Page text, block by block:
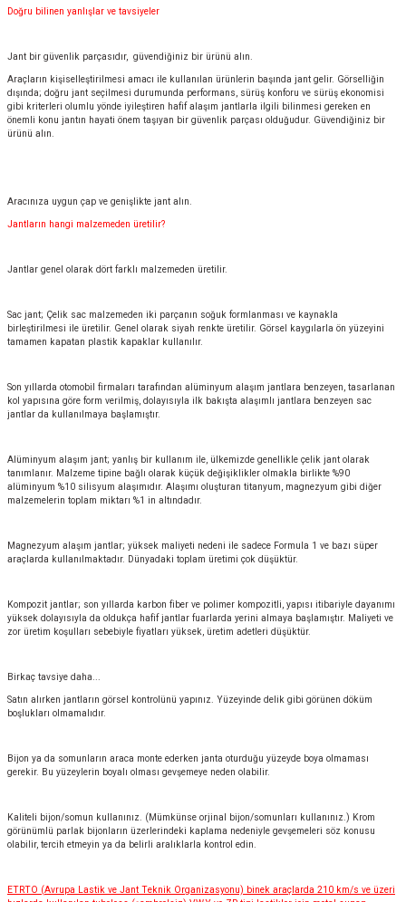
Doğru bilinen yanlışlar ve tavsiyeler
Jant bir güvenlik parçasıdır, güvendiğiniz bir ürünü alın.
Araçların kişiselleştirilmesi amacı ile kullanılan ürünlerin başında jant gelir. Görselliğin
dışında; doğru jant seçilmesi durumunda performans, sürüş konforu ve sürüş ekonomisi
gibi kriterleri olumlu yönde iyileştiren hafif alaşım jantlarla ilgili bilinmesi gereken en
önemli konu jantın hayati önem taşıyan bir güvenlik parçası olduğudur. Güvendiğiniz bir
ürünü alın.
Aracınıza uygun çap ve genişlikte jant alın.
Jantların hangi malzemeden üretilir?
Jantlar genel olarak dört farklı malzemeden üretilir.
Sac jant; Çelik sac malzemeden iki parçanın soğuk formlanması ve kaynakla
birleştirilmesi ile üretilir. Genel olarak siyah renkte üretilir. Görsel kaygılarla ön yüzeyini
tamamen kapatan plastik kapaklar kullanılır.
Son yıllarda otomobil firmaları tarafından alüminyum alaşım jantlara benzeyen, tasarlanan
kol yapısına göre form verilmiş, dolayısıyla ilk bakışta alaşımlı jantlara benzeyen sac
jantlar da kullanılmaya başlamıştır.
Alüminyum alaşım jant; yanlış bir kullanım ile, ülkemizde genellikle çelik jant olarak
tanımlanır. Malzeme tipine bağlı olarak küçük değişiklikler olmakla birlikte %90
alüminyum %10 silisyum alaşımıdır. Alaşımı oluşturan titanyum, magnezyum gibi diğer
malzemelerin toplam miktarı %1 in altındadır.
Magnezyum alaşım jantlar; yüksek maliyeti nedeni ile sadece Formula 1 ve bazı süper
araçlarda kullanılmaktadır. Dünyadaki toplam üretimi çok düşüktür.
Kompozit jantlar; son yıllarda karbon fiber ve polimer kompozitli, yapısı itibariyle dayanımı
yüksek dolayısıyla da oldukça hafif jantlar fuarlarda yerini almaya başlamıştır. Maliyeti ve
zor üretim koşulları sebebiyle fiyatları yüksek, üretim adetleri düşüktür.
Birkaç tavsiye daha...
Satın alırken jantların görsel kontrolünü yapınız. Yüzeyinde delik gibi görünen döküm
boşlukları olmamalıdır.
Bijon ya da somunların araca monte ederken janta oturduğu yüzeyde boya olmaması
gerekir. Bu yüzeylerin boyalı olması gevşemeye neden olabilir.
Kaliteli bijon/somun kullanınız. (Mümkünse orjinal bijon/somunları kullanınız.) Krom
görünümlü parlak bijonların üzerlerindeki kaplama nedeniyle gevşemeleri söz konusu
olabilir, tercih etmeyin ya da belirli aralıklarla kontrol edin.
ETRTO (Avrupa Lastik ve Jant Teknik Organizasyonu) binek araçlarda 210 km/s ve üzeri